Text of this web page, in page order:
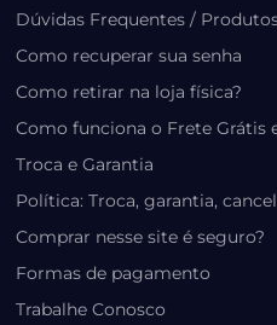
Dúvidas Frequentes /
Como recuperar sua senha
Como retirar na loja física?
Como funciona o Frete Grátis
Troca e Garantia
Política: Troca, garantia,
Comprar nesse site é seguro?
Formas de pagamento
Trabalhe Conosco